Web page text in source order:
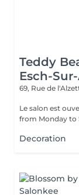
Teddy
Esch-
69, Rue de
Le salon est ouvert du
from Monday to
Decoration